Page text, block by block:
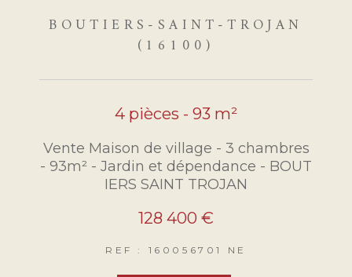
BOUTIERS-SAINT-TROJAN
(16100)
4 pièces - 93 m²
Vente Maison de village - 3 chambres
- 93m² - Jardin et dépendance - BOUT
IERS SAINT TROJAN
128 400 €
REF : 160056701 NE